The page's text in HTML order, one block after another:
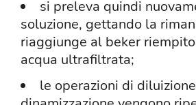
si preleva quindi
soluzione, gettando la
riaggiunge al beker
acqua ultrafiltrata;
le operazioni di